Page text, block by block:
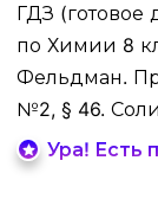
ГДЗ
по Химии 8
Фельдман.
№2, § 46.
Ура! Есть